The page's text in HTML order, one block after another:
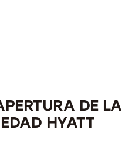
DE LA
HYATT